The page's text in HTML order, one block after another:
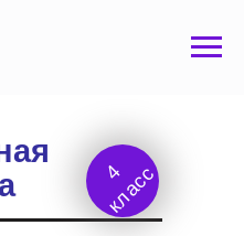
4
к
л
а
с
с